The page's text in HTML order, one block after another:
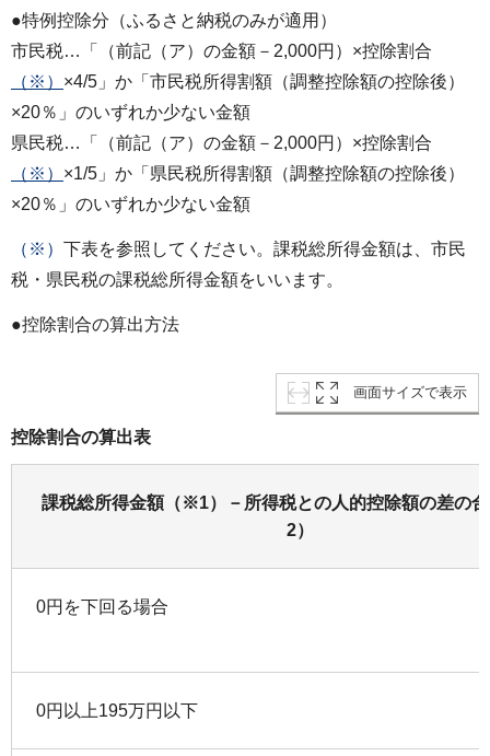
●特例控除分（ふるさと納税のみが適用）
市民税…「（前記（ア）の金額－2,000円）×控除割合
（※） ×4/5」か「市民税所得割額（調整控除額の控除後）
×20％」のいずれか少ない金額
県民税…「（前記（ア）の金額－2,000円）×控除割合
（※） ×1/5」か「県民税所得割額（調整控除額の控除後）
×20％」のいずれか少ない金額
（※） 下表を参照してください。課税総所得金額は、市民
税・県民税の課税総所得金額をいいます。
●控除割合の算出方法
画面サイズで表示
控除割合の算出表
課税総所得金額（※1）－所得税との人的控除額の差の
2）
0円を下回る場合
0円以上195万円以下